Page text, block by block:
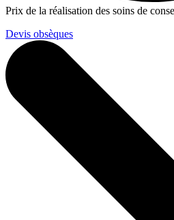
Prix de la réalisation des soins de
Devis obsèques